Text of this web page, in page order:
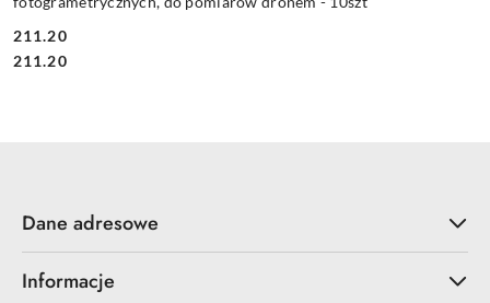
Cena:
211.20
Cena:
211.20
Dane adresowe
Informacje